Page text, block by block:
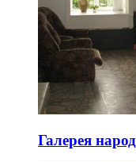
Галерея